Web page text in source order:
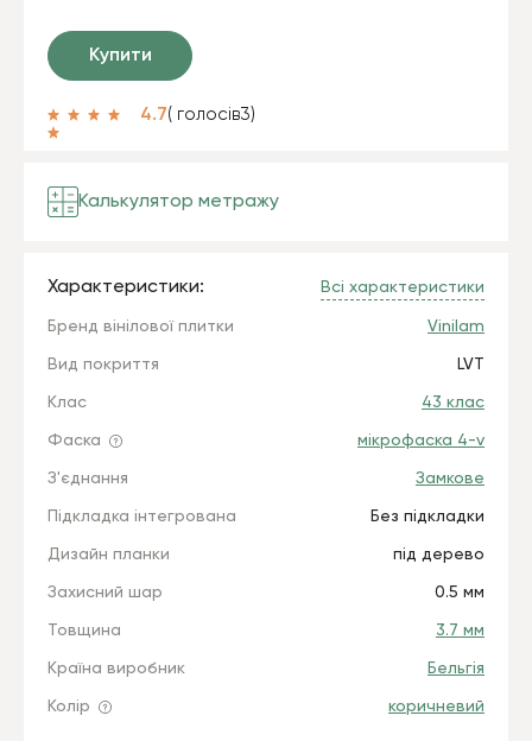
Купити
4.7( голосів3)
Калькулятор метражу
Характеристики: Всі характеристики
Бренд вінілової плитки Vinilam
Вид покриття LVT
Клас 43 клас
Фаска мікрофаска 4-v
З'єднання Замкове
Підкладка інтегрована Без підкладки
Дизайн планки під дерево
Захисний шар 0.5 мм
Товщина 3.7 мм
Країна виробник Бельгія
Колір коричневий